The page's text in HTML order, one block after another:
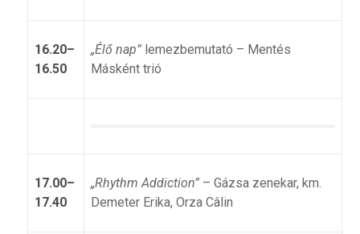
16.20–
16.50
„Élő nap”lemezbemutató – Mentés
Másként trió
17.00–
17.40
„Rhythm Addiction”– Gázsa zenekar, km.
Demeter Erika, Orza Câlin